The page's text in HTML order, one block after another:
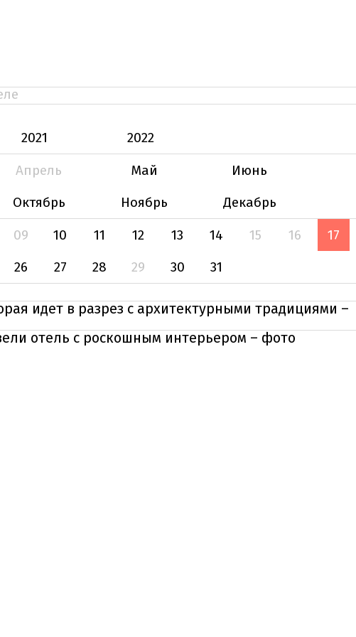
2021
2022
Апрель Май
Июнь
Октябрь Ноябрь
Декабрь
09 10 11 12 13 14 15 16
17
26 27 28 29 30 31
идет в разрез с архитектурными традициями –
отель с роскошным интерьером – фото